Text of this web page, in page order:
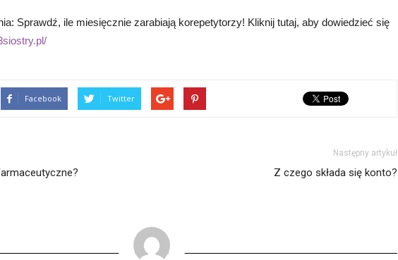
Sprawdź, ile miesięcznie zarabiają korepetytorzy! Kliknij tutaj, aby dowiedzieć się
Facebook Twitter
Następny artykuł
Z czego składa się konto?